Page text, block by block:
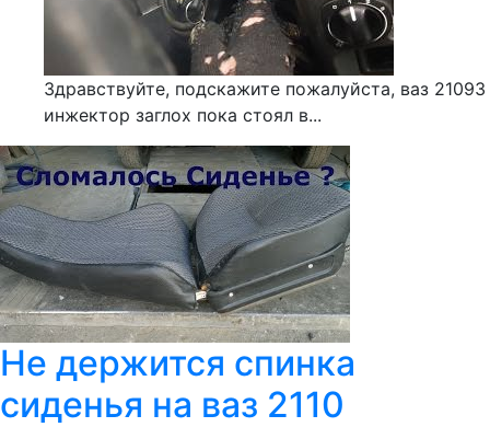
Здравствуйте, подскажите пожалуйста, ваз 21093
инжектор заглох пока стоял в...
Не держится спинка
сиденья на ваз 2110